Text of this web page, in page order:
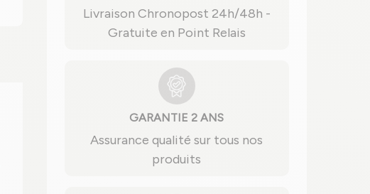
Livraison Chronopost 24h/48h -
Gratuite en Point Relais
GARANTIE 2 ANS
Assurance qualité sur tous nos
produits